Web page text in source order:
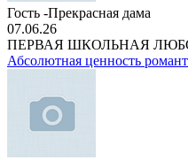
Гость -Прекрасная дама
07.06.26
ПЕРВАЯ ШКОЛЬНАЯ
Абсолютная ценность